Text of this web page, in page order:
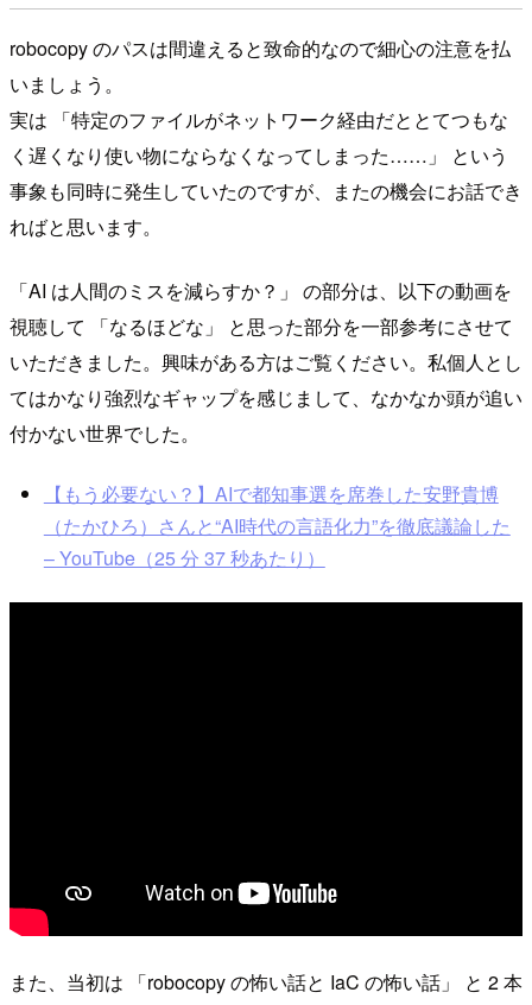
robocopy のパスは間違えると致命的なので細心の注意を払
いましょう。
実は 「特定のファイルがネットワーク経由だととてつもな
く遅くなり使い物にならなくなってしまった……」 という
事象も同時に発生していたのですが、またの機会にお話でき
ればと思います。
「AI は人間のミスを減らすか？」 の部分は、以下の動画を
視聴して 「なるほどな」 と思った部分を一部参考にさせて
いただきました。興味がある方はご覧ください。私個人とし
てはかなり強烈なギャップを感じまして、なかなか頭が追い
付かない世界でした。
【もう必要ない？】AIで都知事選を席巻した安野貴博
（たかひろ）さんと “AI時代の言語化力”を徹底議論した
– YouTube（25 分 37 秒あたり）
また、当初は 「robocopy の怖い話と IaC の怖い話」 と 2 本